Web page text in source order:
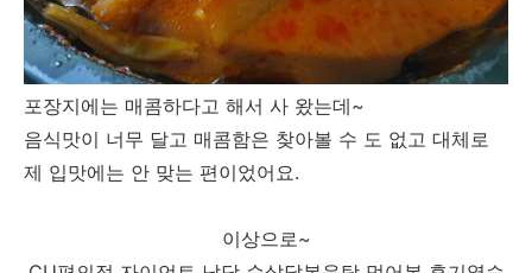
포장지에는 매콤하다고 해서 사 왔는데~
음식맛이 너무 달고 매콤함은 찾아볼 수 도 없고 대체로
제 입맛에는 안 맞는 편이었어요.
이상으로~